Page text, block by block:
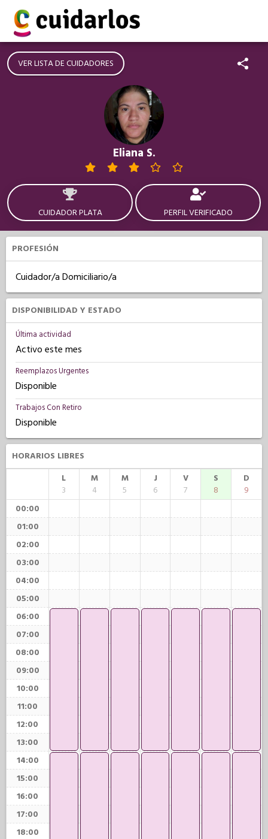
VER LISTA DE CUIDADORES
Eliana S.
CUIDADOR PLATA PERFIL VERIFICADO
PROFESIÓN
Cuidador/a Domiciliario/a
DISPONIBILIDAD Y ESTADO
Última actividad
Activo este mes
Reemplazos Urgentes
Disponible
Trabajos Con Retiro
Disponible
HORARIOS LIBRES
L
3
M
4
M
5
J
6
V
7
S
8
D
9
00:00
01:00
02:00
03:00
04:00
05:00
06:00
07:00
08:00
09:00
10:00
11:00
12:00
13:00
14:00
15:00
16:00
17:00
18:00